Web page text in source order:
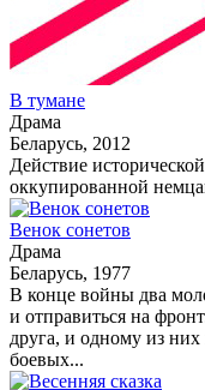
В тумане
Драма
Беларусь, 2012
Действие
оккупированной
Венок сонетов
Драма
Беларусь, 1977
В конце войны два
и отправиться на
друга, и одному из них
боевых...